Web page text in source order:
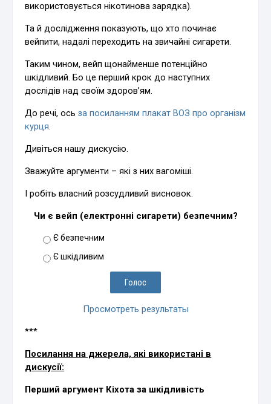
використовується нікотинова зарядка).
Та й дослідження показують, що хто починає
вейпити, надалі переходить на звичайні сигарети.
Таким чином, вейп щонайменше потенційно
шкідливий. Бо це перший крок до наступних
дослідів над своїм здоров’ям.
До речі, осьза посиланням плакат ВОЗ про організм
курця.
Дивіться нашу дискусію.
Зважуйте аргументи – які з них вагоміші.
І робіть власний розсудливий висновок.
Чи є вейп (електронні сигарети) безпечним?
Є безпечним
Є шкідливим
Просмотреть результаты
***
Посилання на джерела, які використані в
дискусії:
Перший аргумент Кіхота за шкідливість